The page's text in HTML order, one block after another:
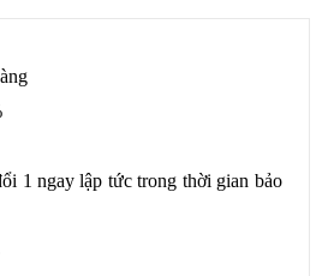
1 ngay lập tức trong thời gian bảo